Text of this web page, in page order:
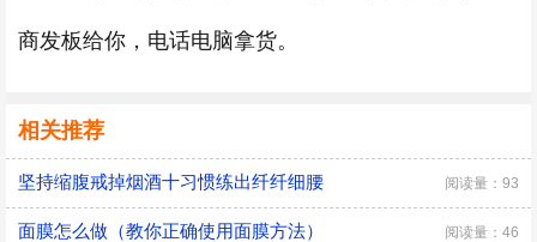
商发板给你，电话电脑拿货。
相关推荐
坚持缩腹戒掉烟酒十习惯练出纤纤细腰 阅读量：93
面膜怎么做（教你正确使用面膜方法） 阅读量：46